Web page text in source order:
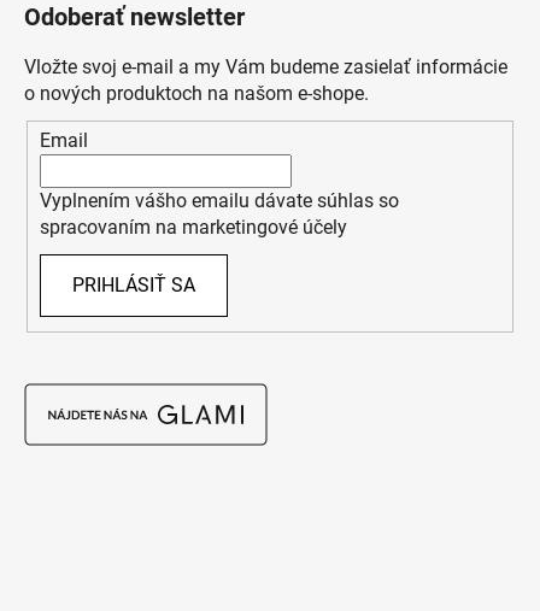
Odoberať newsletter
Vložte svoj e-mail a my Vám budeme zasielať informácie
o nových produktoch na našom e-shope.
Email
Vyplnením vášho emailu dávate súhlas so
spracovaním na marketingové účely
PRIHLÁSIŤ SA